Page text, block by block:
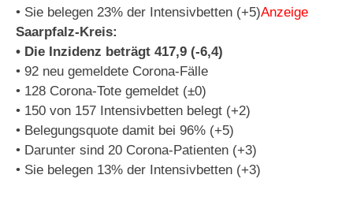
• Sie belegen 23% der Intensivbetten (+5)Anzeige
Saarpfalz-Kreis:
• Die Inzidenz beträgt 417,9 (-6,4)
• 92 neu gemeldete Corona-Fälle
• 128 Corona-Tote gemeldet (±0)
• 150 von 157 Intensivbetten belegt (+2)
• Belegungsquote damit bei 96% (+5)
• Darunter sind 20 Corona-Patienten (+3)
• Sie belegen 13% der Intensivbetten (+3)